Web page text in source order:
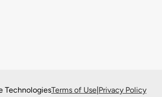
TechnologiesTerms of Use|Privacy Policy